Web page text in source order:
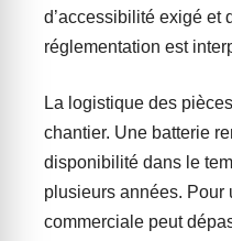
d’accessibilité exigé et
réglementation est
La logistique des
chantier. Une batterie
disponibilité dans le
plusieurs années. Pour
commerciale peut